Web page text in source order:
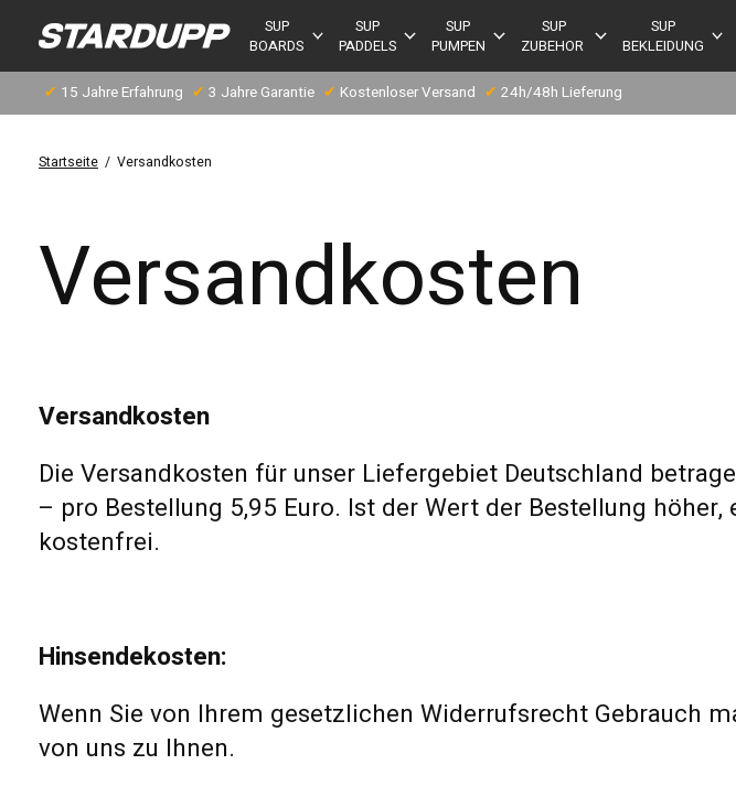
SUP
BOARDS
SUP
PADDELS
SUP
PUMPEN
SUP
ZUBEHOR
SUP
BEKLEIDUNG
✔ 15 Jahre Erfahrung ✔ 3 Jahre Garantie ✔ Kostenloser Versand ✔ 24h/48h Lieferung
Startseite / Versandkosten
Versandkosten
Versandkosten
Die Versandkosten für unser Liefergebiet Deutschland
– pro Bestellung 5,95 Euro. Ist der Wert der Bestellung
kostenfrei.
Hinsendekosten:
Wenn Sie von Ihrem gesetzlichen Widerrufsrecht Gebrauch
von uns zu Ihnen.